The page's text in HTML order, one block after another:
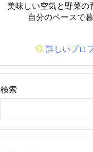
美味しい空気と野菜の
自分のペースで
詳しいプロ
検索